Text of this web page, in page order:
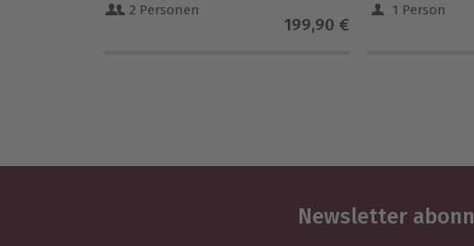
2 Personen
199,90 €
1 Person
Newsletter